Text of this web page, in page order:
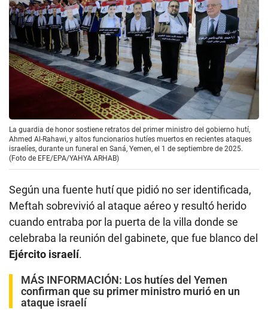
La guardia de honor sostiene retratos del primer ministro del gobierno hutí,
Ahmed Al-Rahawi, y altos funcionarios hutíes muertos en recientes ataques
israelíes, durante un funeral en Saná, Yemen, el 1 de septiembre de 2025.
(Foto de EFE/EPA/YAHYA ARHAB)
Según una fuente hutí que pidió no ser identificada,
Meftah sobrevivió al ataque aéreo y resultó herido
cuando entraba por la puerta de la villa donde se
celebraba la reunión del gabinete, que fue blanco del
Ejército israelí.
MÁS INFORMACIÓN: Los hutíes del Yemen
confirman que su primer ministro murió en un
ataque israelí